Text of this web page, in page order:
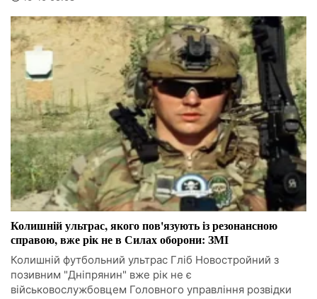
Колишній ультрас, якого пов'язують із резонансною
справою, вже рік не в Силах оборони: ЗМІ
Колишній футбольний ультрас Гліб Новостройний з
позивним "Дніпрянин" вже рік не є
військовослужбовцем Головного управління розвідки